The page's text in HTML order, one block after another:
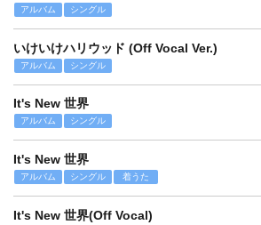
アルバム シングル
いけいけハリウッド (Off Vocal Ver.)
アルバム シングル
It's New 世界
アルバム シングル
It's New 世界
アルバム シングル 着うた
It's New 世界(Off Vocal)